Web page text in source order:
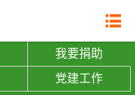
关于展能
| 展能简介
| 组织架构

我要捐助
党建工作